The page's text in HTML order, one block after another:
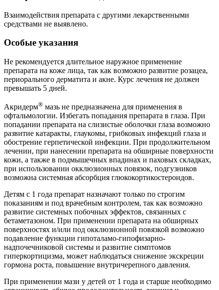
Взаимодействия препарата с другими лекарственными
средствами не выявлено.
Особые указания
Не рекомендуется длительное наружное применение
препарата на коже лица, так как возможно развитие розацеа,
периорального дерматита и акне. Курс лечения не должен
превышать 5 дней.
Акридерм® мазь не предназначена для применения в
офтальмологии. Избегать попадания препарата в глаза. При
попадании препарата на слизистые оболочки глаза возможно
развитие катаракты, глаукомы, грибковых инфекций глаза и
обострение герпетической инфекции. При продолжительном
лечении, при нанесении препарата на обширные поверхности
кожи, а также в подмышечных впадинах и паховых складках,
при использовании окклюзионных повязок, подгузников
возможна системная абсорбция глюкокортикостероидов.
Детям с 1 года препарат назначают только по строгим
показаниям и под врачебным контролем, так как возможно
развитие системных побочных эффектов, связанных с
бетаметазоном. При применении препарата на обширных
поверхностях и/или под окклюзионной повязкой возможно
подавление функции гипоталамо-гипофизарно-
надпочечниковой системы и развитие симптомов
гиперкортицизма, может наблюдаться снижение экскреции
гормона роста, повышение внутричерепного давления.
При применении мази у детей от 1 года и старше необходимо